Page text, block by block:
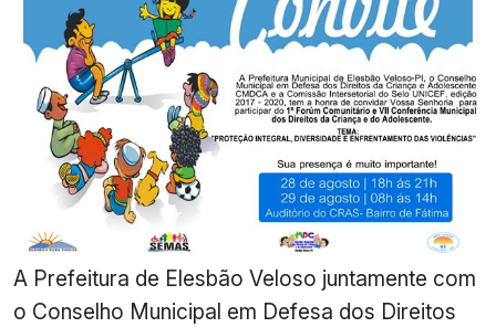
A Prefeitura de Elesbão Veloso juntamente com
o Conselho Municipal em Defesa dos Direitos